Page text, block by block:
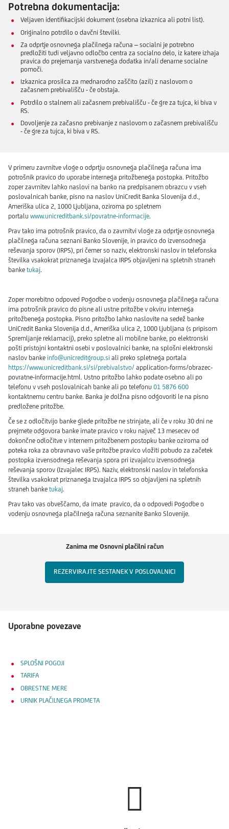
Potrebna dokumentacija:
Veljaven identifikacijski dokument (osebna izkaznica ali potni list).
Originalno potrdilo o davčni številki.
Za odprtje osnovnega plačilnega računa – socialni je potrebno
predložiti tudi veljavno odločbo centra za socialno delo, iz katere izhaja
pravica do prejemanja varstvenega dodatka in/ali denarne socialne
pomoči.
Izkaznica prosilca za mednarodno zaščito (azil) z naslovom o
začasnem prebivališču - če obstaja.
Potrdilo o stalnem ali začasnem prebivališču - če gre za tujca, ki biva v
RS.
Dovoljenje za začasno prebivanje z naslovom o začasnem prebivališču
- če gre za tujca, ki biva v RS.
V primeru zavrnitve vloge o odprtju osnovnega plačilnega računa ima
potrošnik pravico do uporabe internega pritožbenega postopka. Pritožbo
zoper zavrnitev lahko naslovi na banko na predpisanem obrazcu v vseh
poslovalnicah banke, pisno na naslov UniCredit Banka Slovenija d.d.,
Ameriška ulica 2, 1000 Ljubljana, oziroma po spletnem
portalu www.unicreditbank.si/povratne-informacije.
Prav tako ima potrošnik pravico, da o zavrnitvi vloge za odprtje osnovnega
plačilnega računa seznani Banko Slovenije, in pravico do izvensodnega
reševanja sporov (IRPS), pri čemer so naziv, elektronski naslov in telefonska
številka vsakokrat priznanega izvajalca IRPS objavljeni na spletnih straneh
banke tukaj.
Zoper morebitno odpoved Pogodbe o vodenju osnovnega plačilnega računa
ima potrošnik pravico do pisne ali ustne pritožbe v okviru internega
pritožbenega postopka. Pisno pritožbo lahko naslovite na sedež banke
UniCredit Banka Slovenija d.d., Ameriška ulica 2, 1000 Ljubljana (s pripisom
Spremljanje reklamacij), preko spletne ali mobilne banke, po elektronski
pošti pristojni kontaktni osebi v poslovalnici banke, na splošni elektronski
naslov banke info@unicreditgroup.si ali preko spletnega portala
https://www.unicreditbank.si/si/prebivalstvo/ application-forms/obrazec-
povratne-informacije.html. Ustno pritožbo lahko podate osebno ali po
telefonu v vseh poslovalnicah banke ali po telefonu 01 5876 600
kontaktnemu centru banke. Banka je dolžna pisno odgovoriti le na pisno
predložene pritožbe.
Če se z odločitvijo banke glede pritožbe ne strinjate, ali če v roku 30 dni ne
prejmete odgovora banke imate pravico v roku največ 13 mesecev od
dokončne odločitve v internem pritožbenem postopku banke oziroma od
poteka roka za obravnavo vaše pritožbe pravico vložiti pobudo za začetek
postopka izvensodnega reševanja spora pri izvajalcu izvensodnega
reševanja sporov (Izvajalec IRPS). Naziv, elektronski naslov in telefonska
številka vsakokrat priznanega Izvajalca IRPS so objavljeni na spletnih
straneh banke tukaj.
Prav tako vas obveščamo, da imate pravico, da o odpovedi Pogodbe o
vodenju osnovnega plačilnega računa seznanite Banko Slovenije.
Zanima me Osnovni plačilni račun
REZERVIRAJTE SESTANEK V POSLOVALNICI
Uporabne povezave
SPLOŠNI POGOJI
TARIFA
OBRESTNE MERE
URNIK PLAČILNEGA PROMETA